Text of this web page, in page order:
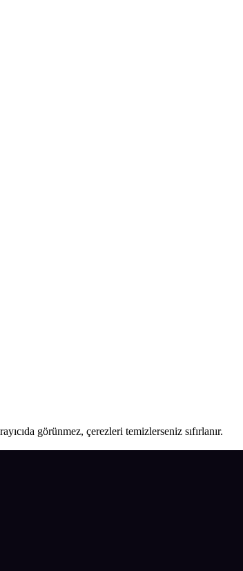
görünmez, çerezleri temizlerseniz sıfırlanır.